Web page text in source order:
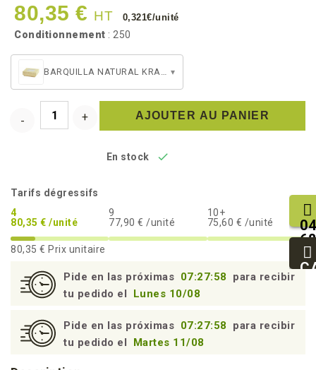
80,35 € HT 0,321€/unité
Conditionnement : 250
BARQUILLA NATURAL KRAFT 40CL + TAPA ▾
AJOUTER AU PANIER
En stock 
Tarifs dégressifs
4
80,35 € /unité
9
77,90 € /unité
10+
75,60 € /unité
80,35 € Prix unitaire
Pide en las próximas 07:27:57
para recibir
tu pedido el
Lunes 10/08
Pide en las próximas 07:27:57
para recibir
tu pedido el
Martes 11/08
04
68
25
93